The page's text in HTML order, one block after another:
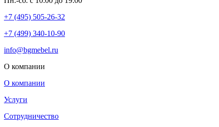
+7 (495) 505-26-32
+7 (499) 340-10-90
info@bgmebel.ru
О компании
О компании
Услуги
Сотрудничество